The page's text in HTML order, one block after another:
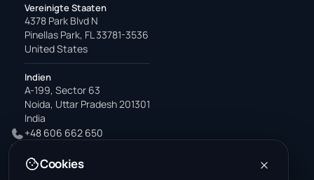
Vereinigte Staaten
4378 Park Blvd N
Pinellas Park, FL 33781-3536
United States
Indien
A-199, Sector 63
Noida, Uttar Pradesh 201301
India
+48 606 662 650
office@wastemarkt.com
Cookies